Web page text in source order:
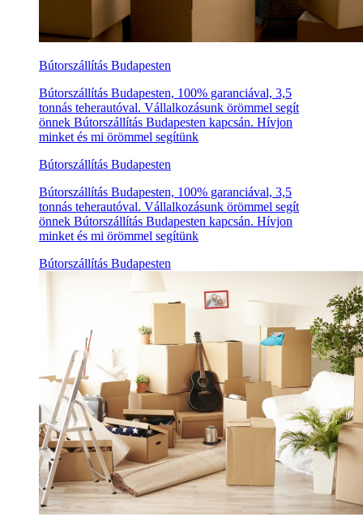
Bútorszállítás Budapesten
Bútorszállítás Budapesten, 100% garanciával, 3,5
tonnás teherautóval. Vállalkozásunk örömmel segít
önnek Bútorszállítás Budapesten kapcsán. Hívjon
minket és mi örömmel segítünk
Bútorszállítás Budapesten
Bútorszállítás Budapesten, 100% garanciával, 3,5
tonnás teherautóval. Vállalkozásunk örömmel segít
önnek Bútorszállítás Budapesten kapcsán. Hívjon
minket és mi örömmel segítünk
Bútorszállítás Budapesten